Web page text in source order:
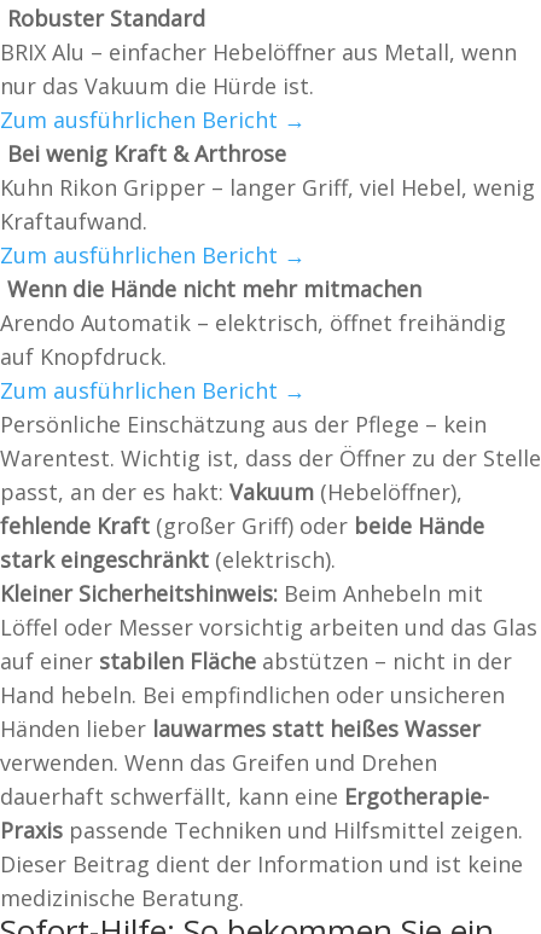
Robuster Standard
BRIX Alu – einfacher Hebelöffner aus Metall, wenn
nur das Vakuum die Hürde ist.
Zum ausführlichen Bericht →
Bei wenig Kraft & Arthrose
Kuhn Rikon Gripper – langer Griff, viel Hebel, wenig
Kraftaufwand.
Zum ausführlichen Bericht →
Wenn die Hände nicht mehr mitmachen
Arendo Automatik – elektrisch, öffnet freihändig
auf Knopfdruck.
Zum ausführlichen Bericht →
Persönliche Einschätzung aus der Pflege – kein
Warentest. Wichtig ist, dass der Öffner zu der Stelle
passt, an der es hakt: Vakuum (Hebelöffner),
fehlende Kraft (großer Griff) oder beide Hände
stark eingeschränkt (elektrisch).
Kleiner Sicherheitshinweis: Beim Anhebeln mit
Löffel oder Messer vorsichtig arbeiten und das Glas
auf einer stabilen Fläche abstützen – nicht in der
Hand hebeln. Bei empfindlichen oder unsicheren
Händen lieber lauwarmes statt heißes Wasser
verwenden. Wenn das Greifen und Drehen
dauerhaft schwerfällt, kann eine Ergotherapie-
Praxis passende Techniken und Hilfsmittel zeigen.
Dieser Beitrag dient der Information und ist keine
medizinische Beratung.